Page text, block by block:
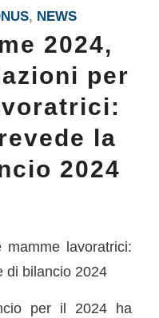
, NEWS
2024,
per
la
2024
lavoratrici:
di bilancio 2024
per il 2024 ha